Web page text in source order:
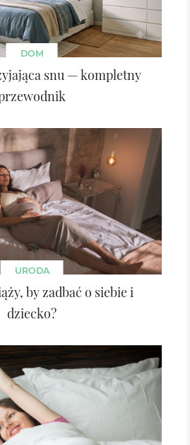
DOM
snu — kompletny
URODA
by zadbać o siebie i
dziecko?